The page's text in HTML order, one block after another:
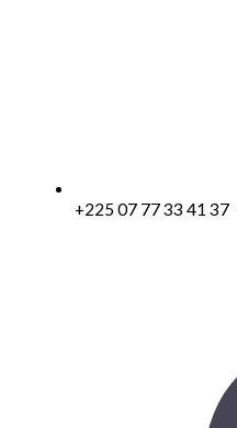
+225 07 77 33 41 37